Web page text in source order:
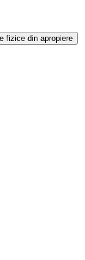
fizice din apropiere